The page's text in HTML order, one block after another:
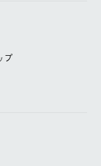
プ